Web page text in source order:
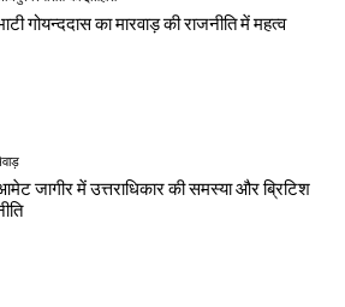
गोयन्ददास का मारवाड़ की राजनीति में महत्व
जागीर में उत्तराधिकार की समस्या और ब्रिटिश